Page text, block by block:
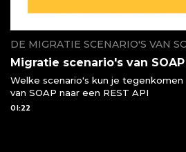
DE MIGRATIE SCENARIO'S VAN
Migratie scenario's van SOAP
Welke scenario's kun je
van SOAP naar een REST API
01:22